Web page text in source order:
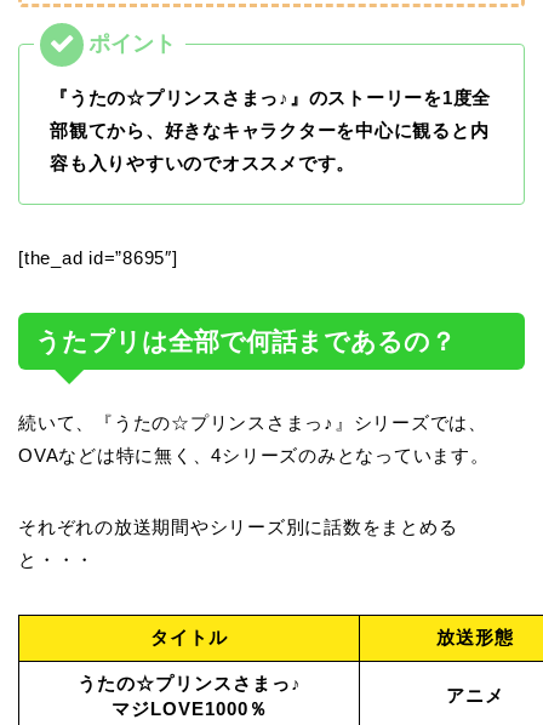
『うたの☆プリンスさまっ♪』のストーリーを1度全
部観てから、好きなキャラクターを中心に観ると内
容も入りやすいのでオススメです。
[the_ad id=”8695″]
うたプリは全部で何話まであるの？
続いて、『うたの☆プリンスさまっ♪』シリーズでは、
OVAなどは特に無く、4シリーズのみとなっています。
それぞれの放送期間やシリーズ別に話数をまとめる
と・・・
タイトル 放送形態
うたの☆プリンスさまっ♪
マジLOVE1000％
アニメ